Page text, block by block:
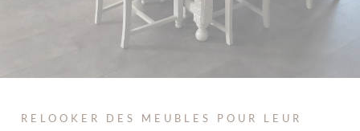
RELOOKER DES MEUBLES POUR LEUR